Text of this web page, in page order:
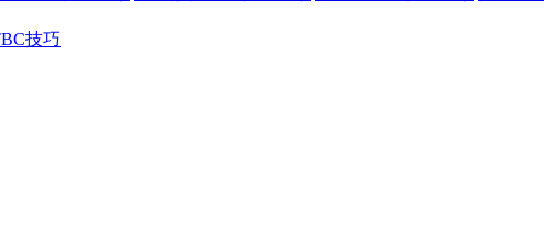
技巧